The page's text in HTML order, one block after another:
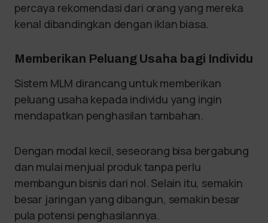
percaya rekomendasi dari orang yang mereka
kenal dibandingkan dengan iklan biasa.
Memberikan Peluang Usaha bagi Individu
Sistem MLM dirancang untuk memberikan
peluang usaha kepada individu yang ingin
mendapatkan penghasilan tambahan.
Dengan modal kecil, seseorang bisa bergabung
dan mulai menjual produk tanpa perlu
membangun bisnis dari nol. Selain itu, semakin
besar jaringan yang dibangun, semakin besar
pula potensi penghasilannya.